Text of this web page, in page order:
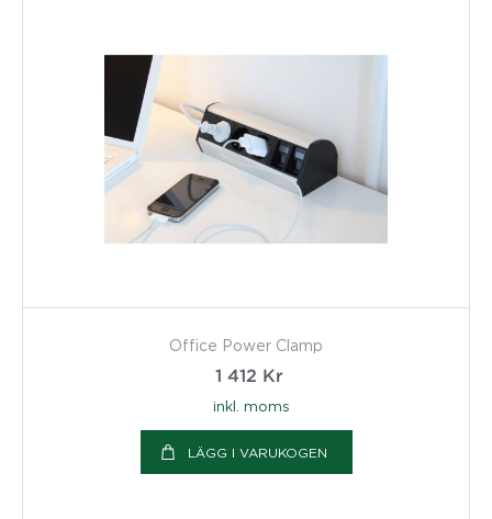
Office Power Clamp
1 412 Kr
inkl. moms
LÄGG I VARUKOGEN